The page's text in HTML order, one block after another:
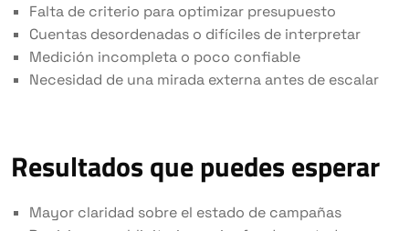
Falta de criterio para optimizar presupuesto
Cuentas desordenadas o difíciles de interpretar
Medición incompleta o poco confiable
Necesidad de una mirada externa antes de escalar
Resultados que puedes esperar
Mayor claridad sobre el estado de campañas